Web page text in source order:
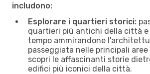
includono:
Esplorare i quartieri storici:
quartieri più antichi della città
tempo ammirandone
passeggiata nelle principali
scopri le affascinanti storie
edifici più iconici della città.